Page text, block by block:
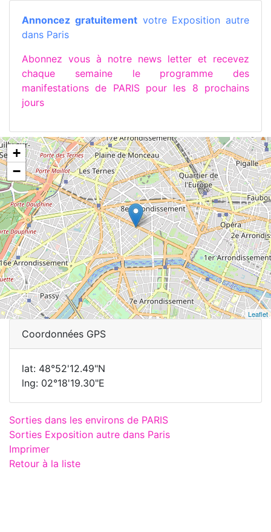
Annoncez gratuitementvotre Exposition autre
dans Paris
Abonnez vous à notre news letter et recevez
chaque semaine le programme des
manifestations de PARIS pour les 8 prochains
jours
+
−
Leaflet
Coordonnées GPS
lat: 48°52'12.49"N
lng: 02°18'19.30"E
Sorties dans les environs de PARIS
Sorties Exposition autre dans Paris
Imprimer
Retour à la liste